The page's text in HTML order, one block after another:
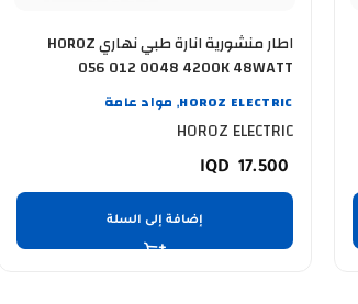
اطار منشورية انارة طبي نهاري HOROZ
056 012 0048 4200K 48WATT
HOROZ ELECTRIC
, مواد عامة
HOROZ ELECTRIC
17.500
إضافة إلى السلة